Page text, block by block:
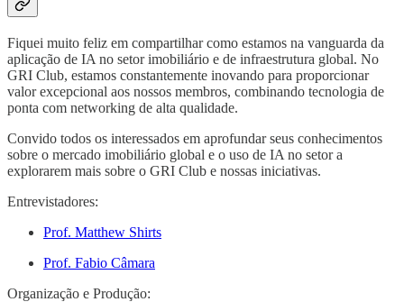
Fiquei muito feliz em compartilhar como estamos na vanguarda da
aplicação de IA no setor imobiliário e de infraestrutura global. No
GRI Club, estamos constantemente inovando para proporcionar
valor excepcional aos nossos membros, combinando tecnologia de
ponta com networking de alta qualidade.
Convido todos os interessados em aprofundar seus conhecimentos
sobre o mercado imobiliário global e o uso de IA no setor a
explorarem mais sobre o GRI Club e nossas iniciativas.
Entrevistadores:
Prof. Matthew Shirts
Prof. Fabio Câmara
Organização e Produção: